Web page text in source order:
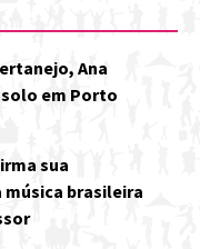
Ana
em Porto
sua
música brasileira